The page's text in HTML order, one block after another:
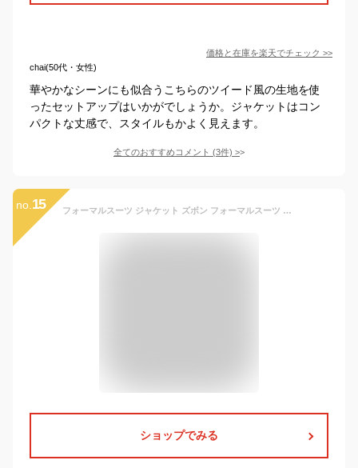
価格と在庫を楽天でチェック >>
chai(50代・女性)
華やかなシーンにも似合うこちらのツイード風の生地を使
ったセットアップはいかがでしょうか。ジャケットはコン
パクトな丈感で、スタイルもかよく見えます。
全てのおすすめコメント (3件) >
no. 15 フォーマルスーツ ジャケット ズボン フォーマルスーツ 女の子 男の子 スーツ キッズ 子供上下セット ジュニア 入学式 入園式 卒業式 七五三 結婚式 発表会 誕生日 記念日 お受験 学院風 黒 ピアノ 冠婚葬祭 パンツセット 小学生 中学生 春秋
ショップでみる